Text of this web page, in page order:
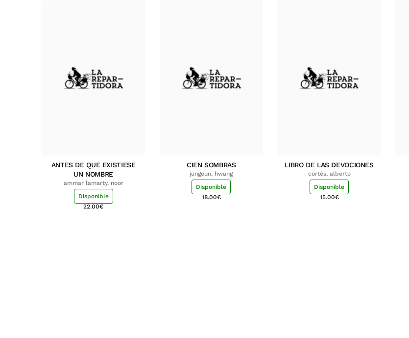
ANTES DE QUE EXISTIESE
UN NOMBRE
ammar lamarty, noor
Disponible
22.00€
CIEN SOMBRAS
jungeun, hwang
Disponible
18.00€
LIBRO DE LAS DEVOCIONES
cortés, alberto
Disponible
15.00€